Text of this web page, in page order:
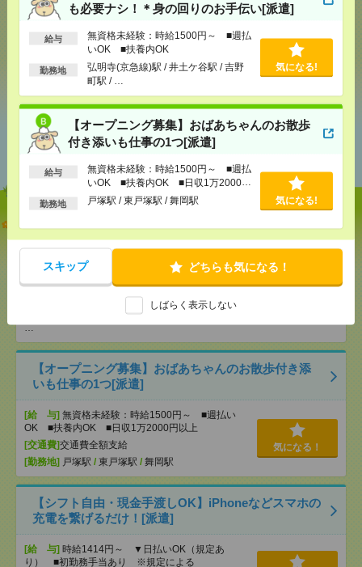
も必要ナシ！＊身の回りのお手伝い[派遣]
給与
無資格未経験：時給1500円～ ■週払
いOK ■扶養内OK
勤務地
弘明寺(京急線)駅 / 井土ケ谷駅 / 吉野
町駅 / …
気になる!
【オープニング募集】おばあちゃんのお散歩
付き添いも仕事の1つ[派遣]
給与
無資格未経験：時給1500円～ ■週払
いOK ■扶養内OK ■日収1万2000円
以上
勤務地 戸塚駅 / 東戸塚駅 / 舞岡駅 気になる!
スキップ どちらも気になる！
しばらく表示しない
メール LINE
シェア ツイート ブックマーク
あなたの閲覧履歴からの
おすすめ
ナシ！＊身の回りのお手伝い[派遣]
[給 与]無資格未経験：時給1500円～ ■週払い
交通費全額支給
弘明寺(京急線)駅 /
…
【オープニング募集】おばあちゃんのお散歩付き添
いも仕事の1つ[派遣]
[給 与] 無資格未経験：時給1500円～ ■週払い
OK ■扶養内OK ■日収1万2000円以上
[交通費]交通費全額支給
[勤務地] 戸塚駅 / 東戸塚駅 / 舞岡駅
気になる！
【シフト自由・現金手渡しOK】iPhoneなどスマホの
充電を繋げるだけ！[派遣]
[給 与] 時給1414円～ ▼日払いOK（規定あ
り） ■初勤務手当あり ※規定による